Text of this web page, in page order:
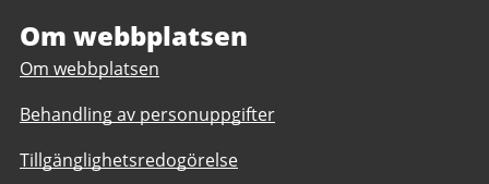
Haga
Om webbplatsen
Om webbplatsen
Behandling av personuppgifter
Tillgänglighetsredogörelse